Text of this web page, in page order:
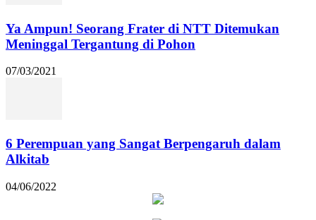
Ya Ampun! Seorang Frater di NTT Ditemukan
Meninggal Tergantung di Pohon
07/03/2021
6 Perempuan yang Sangat Berpengaruh dalam
Alkitab
04/06/2022